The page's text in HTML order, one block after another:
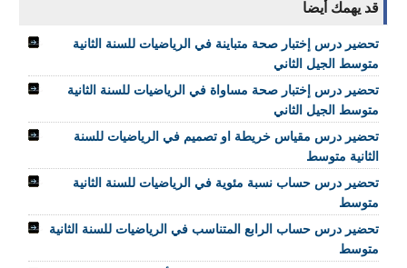
قد يهمك أيضا
تحضير درس إختبار صحة متباينة في الرياضيات للسنة الثانية
متوسط الجيل الثاني
تحضير درس إختبار صحة مساواة في الرياضيات للسنة الثانية
متوسط الجيل الثاني
تحضير درس مقياس خريطة او تصميم في الرياضيات للسنة
الثانية متوسط
تحضير درس حساب نسبة مئوية في الرياضيات للسنة الثانية
متوسط
تحضير درس حساب الرابع المتناسب في الرياضيات للسنة الثانية
متوسط